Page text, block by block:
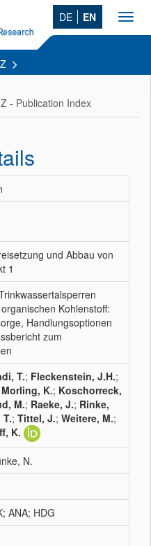
DE EN
- Publication Index
und Abbau von
1
Kohlenstoff:
Handlungsoptionen
zum
T.; Fleckenstein, J.H.;
Morling, K.; Koschorreck,
M.; Raeke, J.; Rinke,
T.; Tittel, J.; Weitere, M.;
K.
N.
ANA; HDG